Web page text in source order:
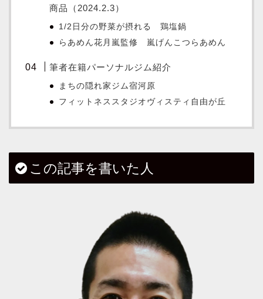
商品（2024.2.3）
1/2日分の野菜が摂れる 鶏塩鍋
らあめん花月嵐監修 嵐げんこつらあめん
筆者在籍パーソナルジム紹介
まちの隠れ家ジム宿河原
フィットネススタジオヴィスティ自由が丘
この記事を書いた人